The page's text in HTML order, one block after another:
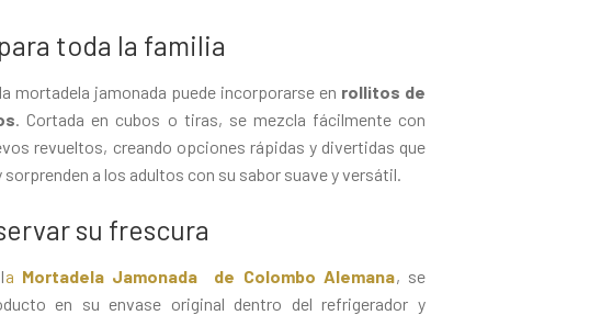
toda la familia
mortadela jamonada puede incorporarse en rollitos de
. Cortada en cubos o tiras, se mezcla fácilmente con
revueltos, creando opciones rápidas y divertidas que
a los adultos con su sabor suave y versátil.
su frescura
a Mortadela Jamonada de Colombo Alemana, se
en su envase original dentro del refrigerador y